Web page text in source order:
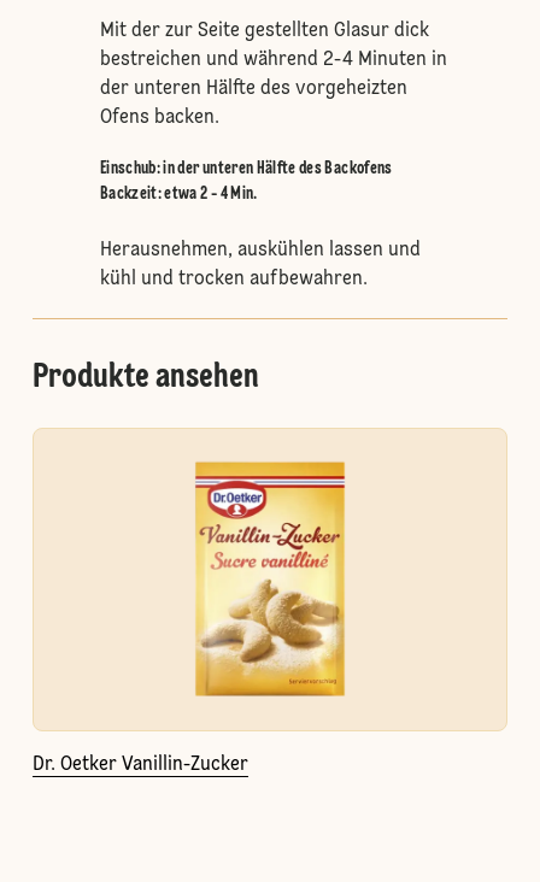
Mit der zur Seite gestellten Glasur dick
bestreichen und während 2-4 Minuten in
der unteren Hälfte des vorgeheizten
Ofens backen.
Einschub:in der unteren Hälfte des Backofens
Backzeit: etwa 2 - 4 Min.
Herausnehmen, auskühlen lassen und
kühl und trocken aufbewahren.
Produkte ansehen
Dr. Oetker Vanillin-Zucker